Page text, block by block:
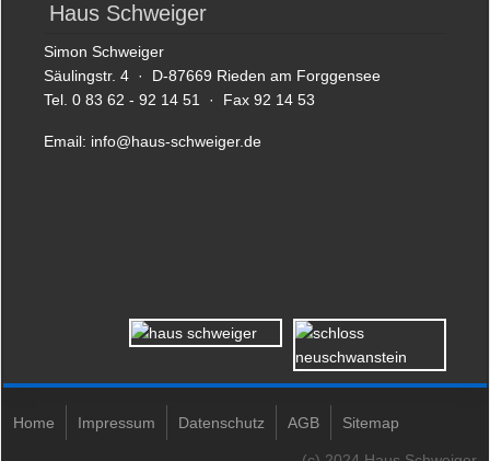
Haus Schweiger
Simon Schweiger
Säulingstr. 4 · D-87669 Rieden am Forggensee
Tel. 0 83 62 - 92 14 51 · Fax 92 14 53
Email: info@haus-schweiger.de
Home Impressum Datenschutz AGB Sitemap